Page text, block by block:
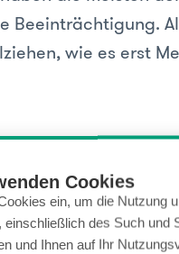
Cookies
ein, um die Nutzung
einschließlich des Such und
und Ihnen auf Ihr
Beeinträchtigung.
wie es erst
– nein,
Auditoren-
von baulicher
spürbar